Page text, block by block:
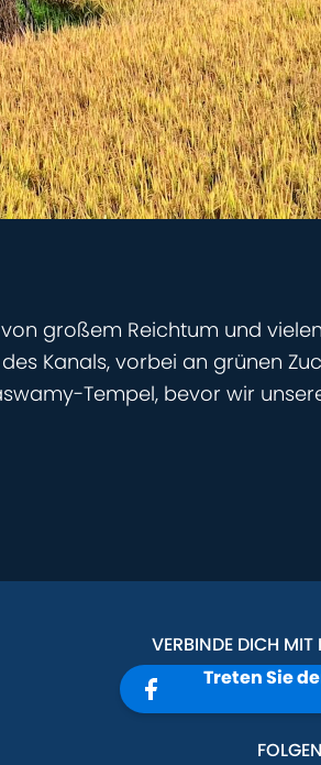
großem Reichtum und
Kanals, vorbei an grünen
Tempel, bevor wir
VERBINDE DICH
Treten Sie